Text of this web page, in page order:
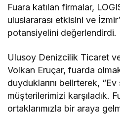
Fuara katılan firmalar,
uluslararası etkisini ve
potansiyelini değerlendirdi.
Ulusoy Denizcilik Ticaret
Volkan Eruçar, fuarda
duyduklarını belirterek,
müşterilerimizi karşıladık.
ortaklarımızla bir araya